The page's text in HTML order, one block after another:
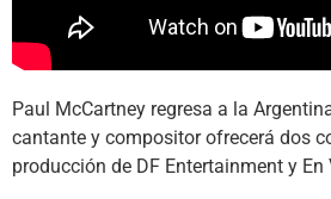
Paul McCartney regresa a la
cantante y compositor ofrecerá dos
producción de DF Entertainment y En